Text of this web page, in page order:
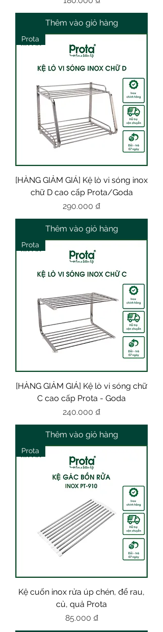
Thêm vào giỏ hàng
Prota
[HÀNG GIẢM GIÁ] Kệ lò vi sóng inox
chữ D cao cấp Prota/Goda
Giá
290.000 ₫
Thêm vào giỏ hàng
Prota
[HÀNG GIẢM GIÁ] Kệ lò vi sóng chữ
C cao cấp Prota - Goda
Giá
240.000 ₫
Thêm vào giỏ hàng
Prota
Kệ cuốn inox rửa úp chén, để rau,
củ, quả Prota
Giá
85.000 ₫